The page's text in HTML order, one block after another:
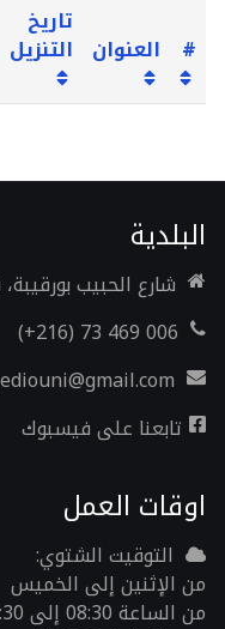
# العنوان
تاريخ
التنزيل
البلدية
شارع الحبيب
006 469 73 (216+)
تابعنا على فيسبوك
اوقات العمل
التوقيت الشتوي:
من الإثنين إلى الخميس
من